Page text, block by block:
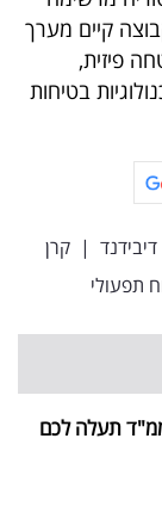
קיים מערך
פיזית,
בטיחות
דיבידנד | קרן
תפעולי
תעלה לכם